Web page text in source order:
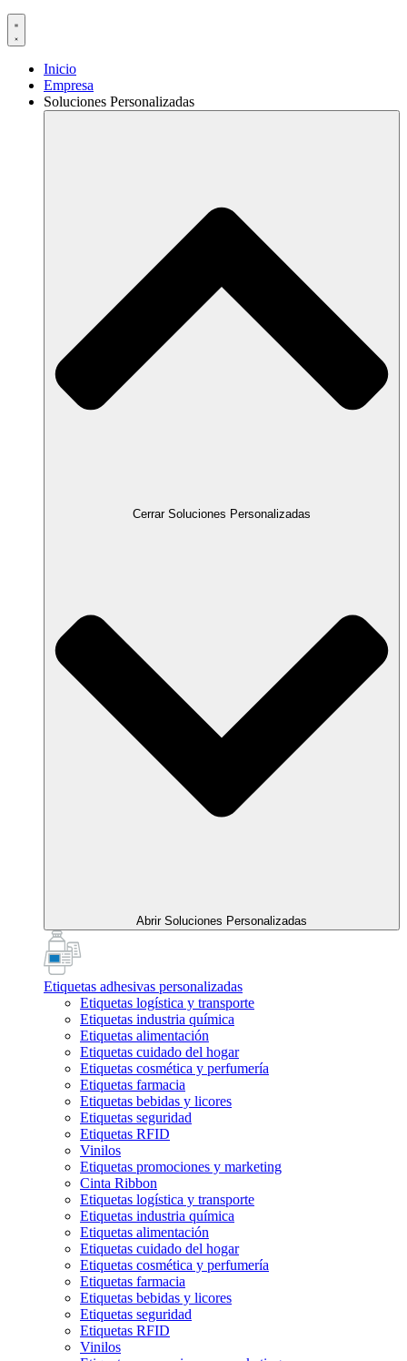
Inicio
Empresa
Soluciones Personalizadas
Cerrar Soluciones Personalizadas
Abrir Soluciones Personalizadas
Etiquetas adhesivas personalizadas
Etiquetas logística y transporte
Etiquetas industria química
Etiquetas alimentación
Etiquetas cuidado del hogar
Etiquetas cosmética y perfumería
Etiquetas farmacia
Etiquetas bebidas y licores
Etiquetas seguridad
Etiquetas RFID
Vinilos
Etiquetas promociones y marketing
Cinta Ribbon
Etiquetas logística y transporte
Etiquetas industria química
Etiquetas alimentación
Etiquetas cuidado del hogar
Etiquetas cosmética y perfumería
Etiquetas farmacia
Etiquetas bebidas y licores
Etiquetas seguridad
Etiquetas RFID
Vinilos